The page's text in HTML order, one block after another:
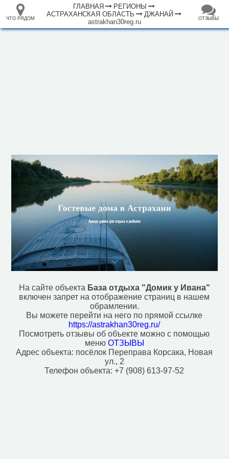
ОТЗЫВЫ
ЧТО РЯДОМ
ГЛАВНАЯ
РЕГИОНЫ
АСТРАХАНСКАЯ ОБЛАСТЬ
ДЖАНАЙ
astrakhan30reg.ru
1000 м
На сайте объекта База отдыха "Домик у Ивана"
включен запрет на отображение страниц в нашем
обрамлении.
Вы можете перейти на него по прямой ссылке
https://astrakhan30reg.ru/
Посмотреть отзывы об объекте можно с помощью
меню ОТЗЫВЫ
Адрес объекта: посёлок Переправа Корсака, Новая
ул., 2
Телефон объекта:+7 (908) 613-97-52